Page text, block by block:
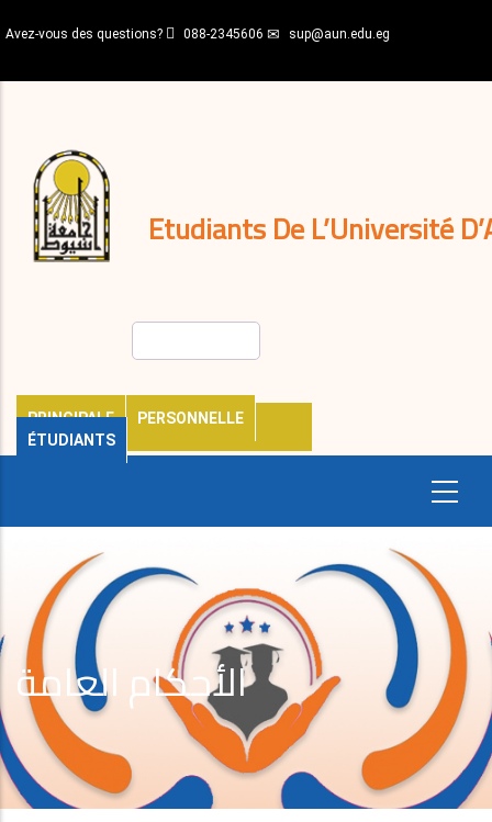
au
principal
Avez-vous des questions? 088-2345606 sup@aun.edu.eg
Etudiants De L’Université
PRINCIPALE
PERSONNELLE
ÉTUDIANTS
décisions
Expatriés
Journal
الأحكام العامة